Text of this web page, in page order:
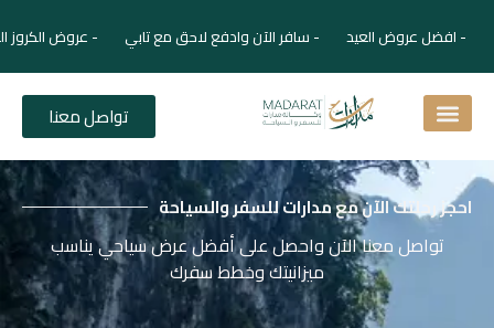
- افضل عروض العيد - سافر الآن وادفع لاحق مع تابي - عروض الكروز
تواصل معنا
احجز رحلتك الآن مع مدارات للسفر والسياحة
تواصل معنا الآن واحصل على أفضل عرض سياحي يناسب
ميزانيتك وخطط سفرك